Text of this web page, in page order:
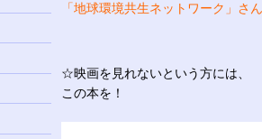
「地球環境共生ネットワーク」さん
☆映画を見れないという方には、
この本を！